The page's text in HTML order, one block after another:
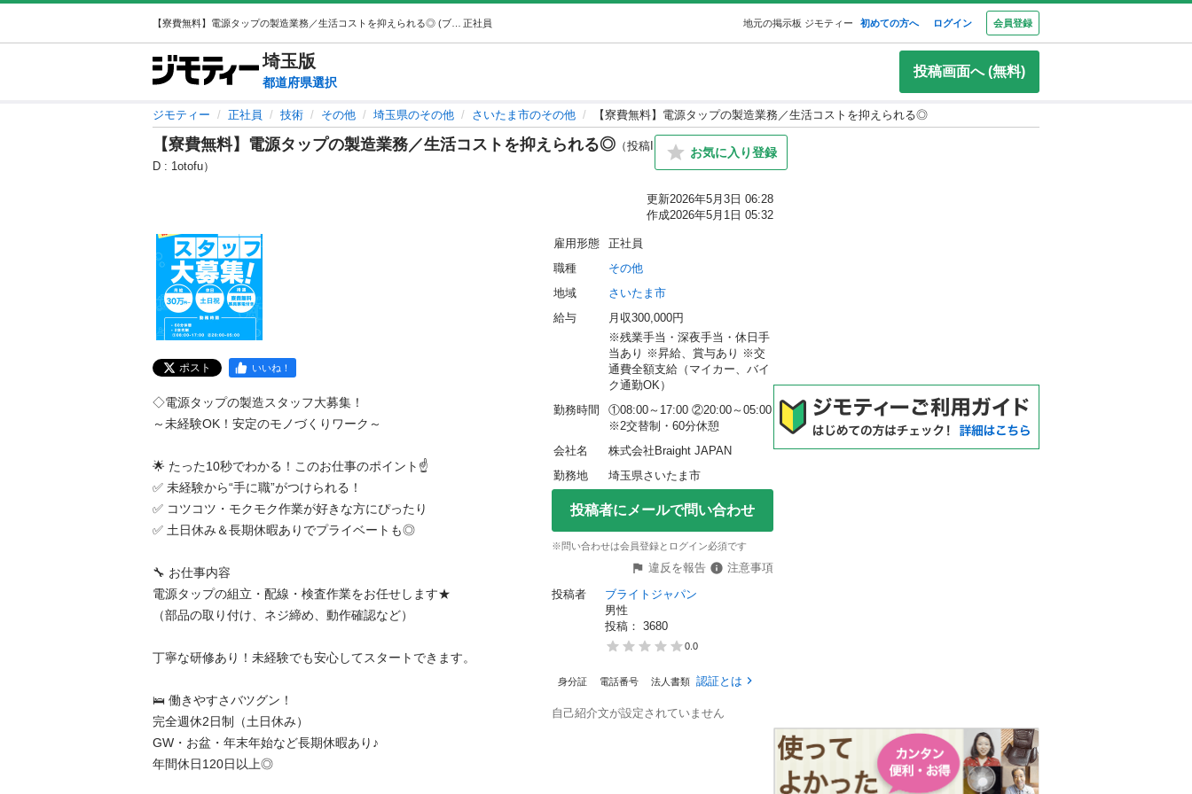
正社員 地元の掲示板 ジモティー 初めての方へ ログイン 会員登録
埼玉版
都道府県選択
投稿画面へ (無料)
ジモティー 正社員 技術 その他 埼玉県のその他 さいたま市のその他 【寮費無料】電源タップの製造業務／生活コストを抑えられる◎
【寮費無料】電源タップの製造業務／生活コストを抑えられる◎ （投稿I
D : 1otofu）
お気に入り登録
更新2026年5月3日 06:28
作成2026年5月1日 05:32
ポスト いいね！
◇電源タップの製造スタッフ大募集！
～未経験OK！安定のモノづくりワーク～
🌟 たった10秒でわかる！このお仕事のポイント☝
✅ 未経験から“手に職”がつけられる！
✅ コツコツ・モクモク作業が好きな方にぴったり
✅ 土日休み＆長期休暇ありでプライベートも◎
🔧 お仕事内容
電源タップの組立・配線・検査作業をお任せします★
（部品の取り付け、ネジ締め、動作確認など）
丁寧な研修あり！未経験でも安心してスタートできます。
🛌 働きやすさバツグン！
完全週休2日制（土日休み）
GW・お盆・年末年始など長期休暇あり♪
年間休日120日以上◎
雇用形態
正社員
職種
その他
地域
さいたま市
給与
月収300,000円
※残業手当・深夜手当・休日手
当あり ※昇給、賞与あり ※交
通費全額支給（マイカー、バイ
ク通勤OK）
勤務時間
①08:00～17:00 ②20:00～05:00
※2交替制・60分休憩
会社名
株式会社Braight JAPAN
勤務地
埼玉県さいたま市
投稿者にメールで問い合わせ
※問い合わせは会員登録とログイン必須です
違反を報告
注意事項
投稿者
ブライトジャパン
男性
投稿： 3680
0.0
身分証 電話番号 法人書類 認証とは
自己紹介文が設定されていません